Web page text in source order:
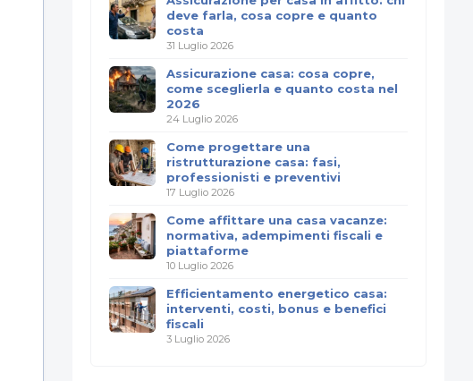
deve farla, cosa copre e quanto
costa
31 Luglio 2026
Assicurazione casa: cosa copre,
come sceglierla e quanto costa nel
2026
24 Luglio 2026
Come progettare una
ristrutturazione casa: fasi,
professionisti e preventivi
17 Luglio 2026
Come affittare una casa vacanze:
normativa, adempimenti fiscali e
piattaforme
10 Luglio 2026
Efficientamento energetico casa:
interventi, costi, bonus e benefici
fiscali
3 Luglio 2026